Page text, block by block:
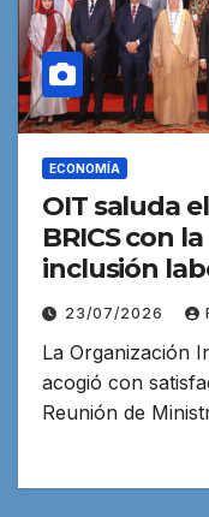
ECONOMÍA
OIT saluda
BRICS con
inclusión
trabajo del
23/07/2026
La Organización
acogió con
Reunión de